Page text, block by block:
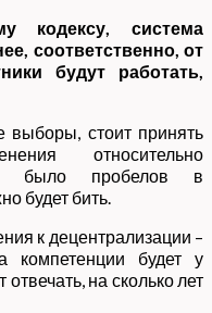
кодексу, система
соответственно, от
будут работать,
стоит принять
относительно
было пробелов в
будет бить.
к децентрализации –
компетенции будет у
на сколько лет